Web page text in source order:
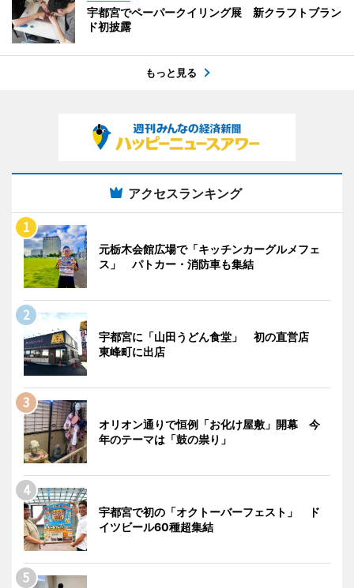
宇都宮でペーパークイリング展 新クラフトブラン
ド初披露
もっと見る
アクセスランキング
元栃木会館広場で「キッチンカーグルメフェ
ス」 パトカー・消防車も集結
宇都宮に「山田うどん食堂」 初の直営店
東峰町に出店
オリオン通りで恒例「お化け屋敷」開幕 今
年のテーマは「鼓の祟り」
宇都宮で初の「オクトーバーフェスト」 ド
イツビール60種超集結